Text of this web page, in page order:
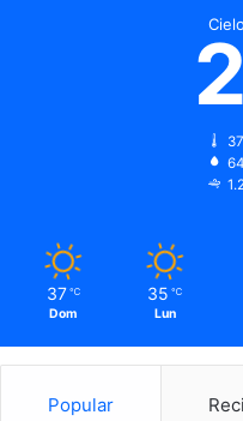
37 ℃
Dom
35 ℃
Lun
Popular